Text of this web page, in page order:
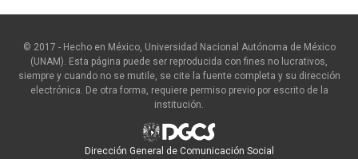
© 2017 - Hecho en México, Universidad Nacional Autónoma de México
(UNAM). Esta página puede ser reproducida con fines no lucrativos,
siempre y cuando no se mutile, se cite la fuente completa y su dirección
electrónica. De otra forma, requiere permiso previo por escrito de la
institución.
Dirección General de Comunicación Social